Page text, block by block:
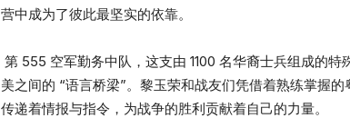
营中成为了彼此最坚实的依靠。
第 555 空军勤务中队，这支由 1100 名华裔士兵组成的
美之间的 “语言桥梁”。黎玉荣和战友们凭借着熟练掌握
传递着情报与指令，为战争的胜利贡献着自己的力量。